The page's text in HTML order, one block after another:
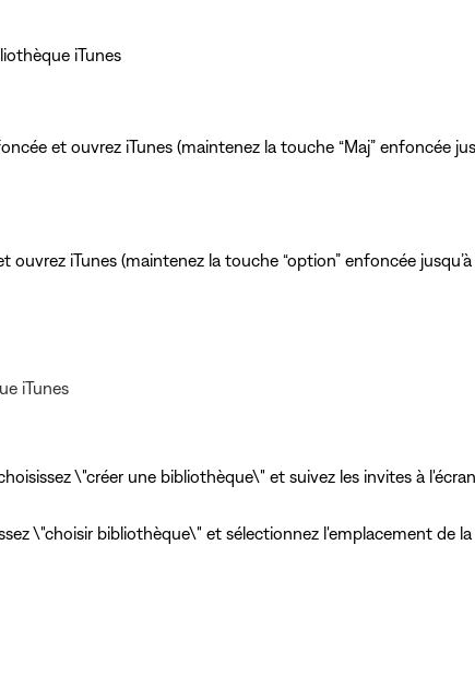
iTunes
et ouvrez iTunes (maintenez la touche “Maj” enfoncée
ouvrez iTunes (maintenez la touche “option” enfoncée
iTunes
\"créer une bibliothèque\" et suivez les invites à
\"choisir bibliothèque\" et sélectionnez l'emplacement de